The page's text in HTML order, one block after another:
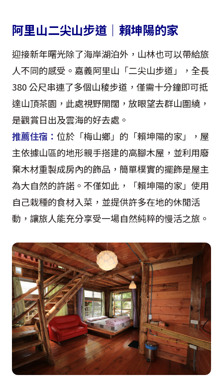
阿里山二尖山步道｜賴坤陽的家
迎接新年曙光除了海岸湖泊外，山林也可以帶給旅
人不同的感受。嘉義阿里山「二尖山步道」，全長
380 公尺串連了多個山稜步道，僅需十分鐘即可抵
達山頂茶園，此處視野開闊，放眼望去群山圍繞，
是觀賞日出及雲海的好去處。
推薦住宿： 位於「梅山鄉」的「賴坤陽的家」，屋
主依據山區的地形親手搭建的高腳木屋，並利用廢
棄木材重製成房內的飾品，簡單樸實的擺飾是屋主
為大自然的許諾。不僅如此，「賴坤陽的家」使用
自己栽種的食材入菜，並提供許多在地的休閒活
動，讓旅人能充分享受一場自然純粹的慢活之旅。